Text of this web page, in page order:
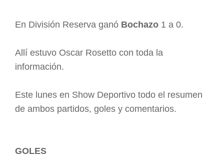
En División Reserva ganó Bochazo 1 a 0.
Allí estuvo Oscar Rosetto con toda la
información.
Este lunes en Show Deportivo todo el resumen
de ambos partidos, goles y comentarios.
GOLES